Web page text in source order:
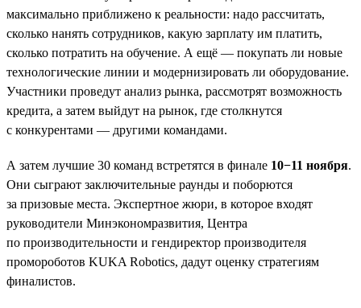
максимально приближено к реальности: надо рассчитать,
сколько нанять сотрудников, какую зарплату им платить,
сколько потратить на обучение. А ещё — покупать ли новые
технологические линии и модернизировать ли оборудование.
Участники проведут анализ рынка, рассмотрят возможность
кредита, а затем выйдут на рынок, где столкнутся
с конкурентами — другими командами.
А затем лучшие 30 команд встретятся в финале 10−11 ноября.
Они сыграют заключительные раунды и поборются
за призовые места. Экспертное жюри, в которое входят
руководители Минэкономразвития, Центра
по производительности и гендиректор производителя
промороботов KUKA Robotics, дадут оценку стратегиям
финалистов.